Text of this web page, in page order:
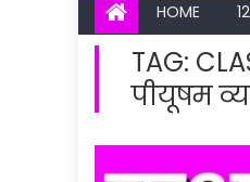
HOME
TAG:
पीयूषम